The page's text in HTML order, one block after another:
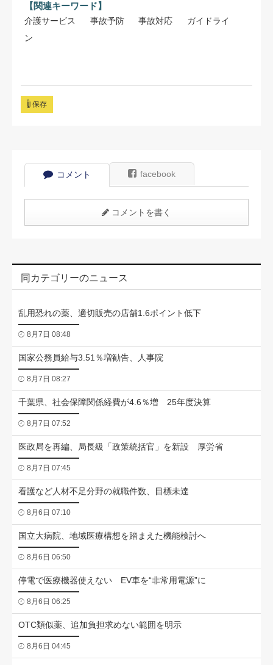
【関連キーワード】
介護サービス 事故予防 事故対応
ガイドライ
ン
保存
コメント facebook
コメントを書く
同カテゴリーのニュース
乱用恐れの薬、適切販売の店舗1.6ポイント低下
8月7日 08:48
国家公務員給与3.51％増勧告、人事院
8月7日 08:27
千葉県、社会保障関係経費が4.6％増 25年度決算
8月7日 07:52
医政局を再編、局長級「政策統括官」を新設 厚労省
8月7日 07:45
看護など人材不足分野の就職件数、目標未達
8月6日 07:10
国立大病院、地域医療構想を踏まえた機能検討へ
8月6日 06:50
停電で医療機器使えない EV車を“非常用電源”に
8月6日 06:25
OTC類似薬、追加負担求めない範囲を明示
8月6日 04:45